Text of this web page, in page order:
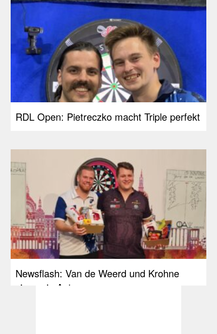
RDL Open: Pietreczko macht Triple perfekt
Newsflash: Van de Weerd und Krohne
siegen in Antwerpen